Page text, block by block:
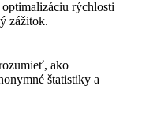
rýchlosti
zážitok.
ako
štatistiky a